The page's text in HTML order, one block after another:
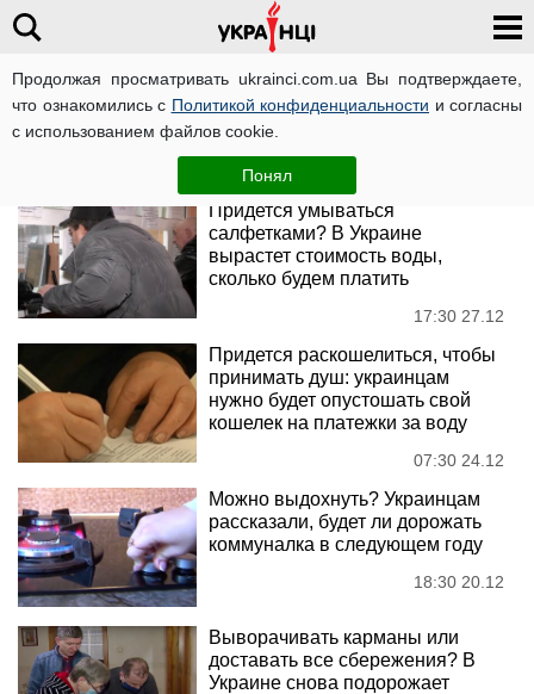
Продолжая просматривать ukrainci.com.ua Вы подтверждаете,
что ознакомились с Политикой конфиденциальности и согласны
с использованием файлов cookie.
Понял
коммунальные тарифы
Придется умываться
салфетками? В Украине
вырастет стоимость воды,
сколько будем платить
17:30 27.12
Придется раскошелиться, чтобы
принимать душ: украинцам
нужно будет опустошать свой
кошелек на платежки за воду
07:30 24.12
Можно выдохнуть? Украинцам
рассказали, будет ли дорожать
коммуналка в следующем году
18:30 20.12
Выворачивать карманы или
доставать все сбережения? В
Украине снова подорожает